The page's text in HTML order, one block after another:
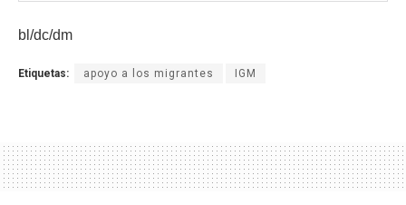
bl/dc/dm
Etiquetas: apoyo a los migrantes IGM